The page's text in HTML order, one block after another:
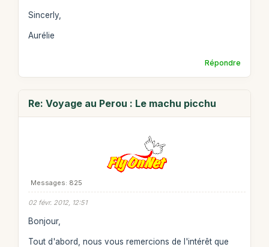
Sincerly,
Aurélie
Répondre
Re: Voyage au Perou : Le machu picchu
Messages: 825
02 févr. 2012, 12:51
Bonjour,
Tout d'abord, nous vous remercions de l'intérêt que